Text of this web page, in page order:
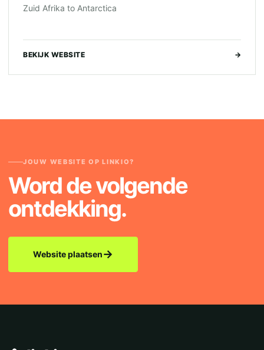
Zuid Afrika to Antarctica
BEKIJK WEBSITE →
JOUW WEBSITE OP LINKIO?
Word de volgende
ontdekking.
Website plaatsen→